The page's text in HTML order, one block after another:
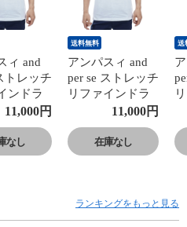
ィ and
トレッチ
ンドラ
クネック
ツ L ホ
11,000円
なし
送料無料
アンパスィ and
per se ストレッチ
リファインドラ
イ モックネック
半袖シャツ LL ホ
ワイト
11,000円
在庫なし
送
ランキングをもっと見る